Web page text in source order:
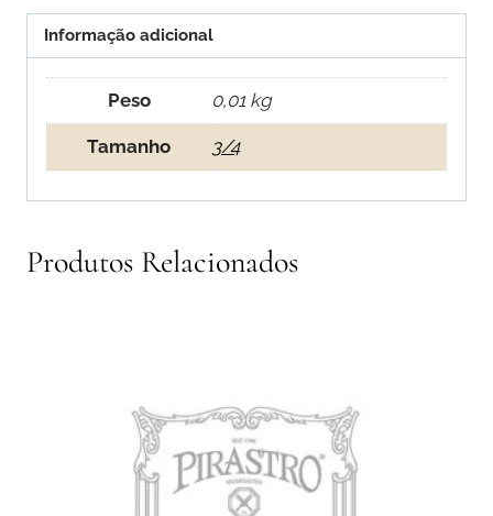
2.10m
Informação adicional
Peso 0,01 kg
Tamanho 3/4
Produtos Relacionados